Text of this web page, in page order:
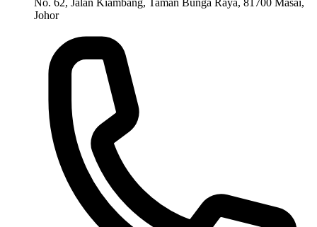
Johor